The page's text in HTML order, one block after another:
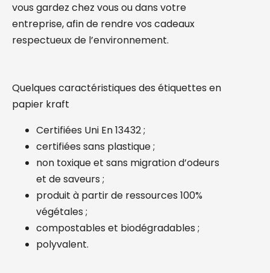
vous gardez chez vous ou dans votre
entreprise, afin de rendre vos cadeaux
respectueux de l’environnement.
Quelques caractéristiques des étiquettes en
papier kraft
Certifiées Uni En 13432 ;
certifiées sans plastique ;
non toxique et sans migration d’odeurs
et de saveurs ;
produit à partir de ressources 100%
végétales ;
compostables et biodégradables ;
polyvalent.